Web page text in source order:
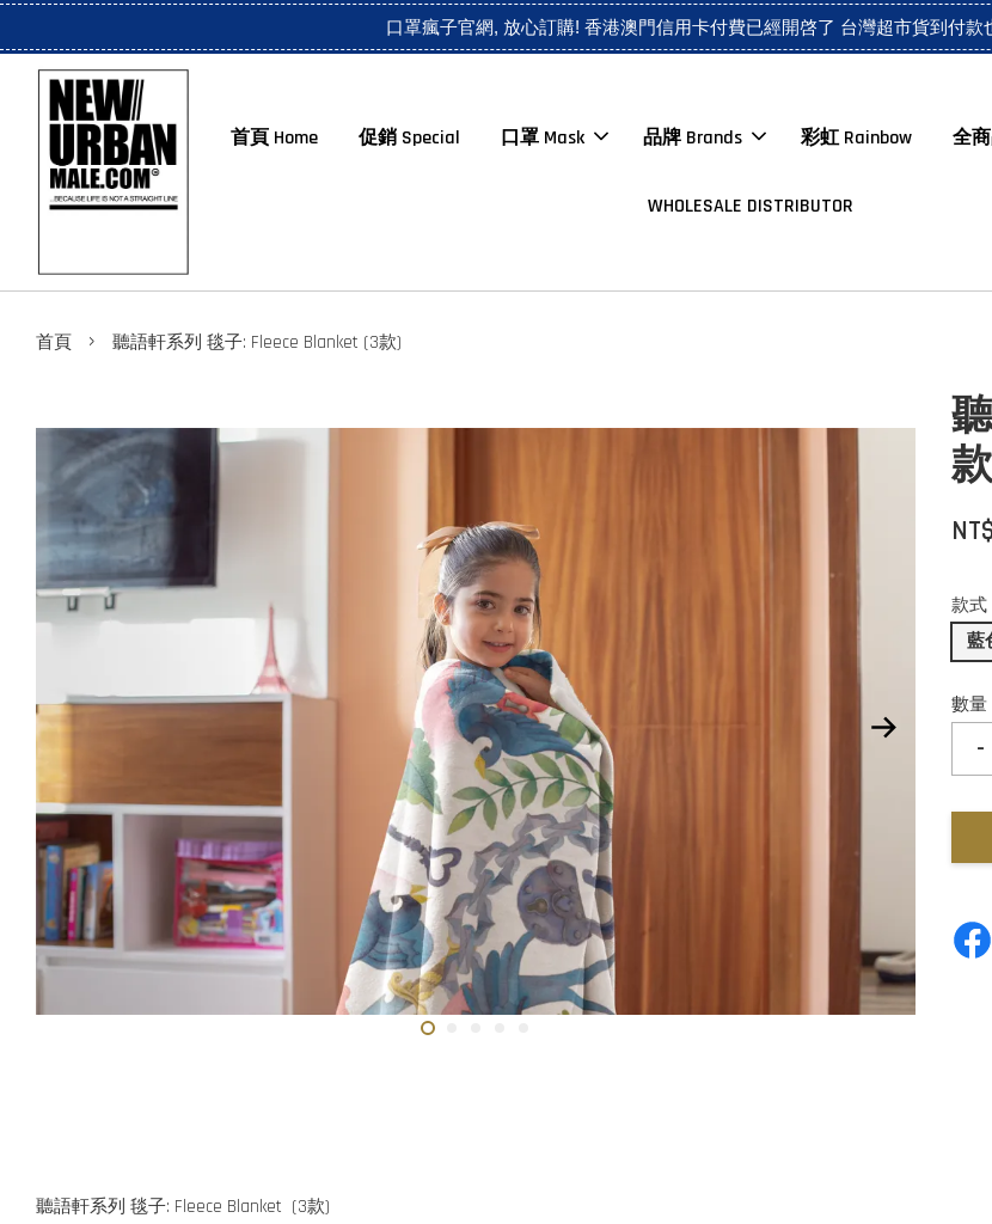
口罩瘋子官網, 放心訂購! 香港澳門信用卡付費已經開啓了 台灣超市貨到付款
首頁 Home 促銷 Special 口罩 Mask 品牌 Brands 彩虹 Rainbow 全
WHOLESALE DISTRIBUTOR
首頁 › 聽語軒系列 毯子: Fleece Blanket (3款)
款式
藍
數量
-
聽語軒系列 毯子: Fleece Blanket (3款)